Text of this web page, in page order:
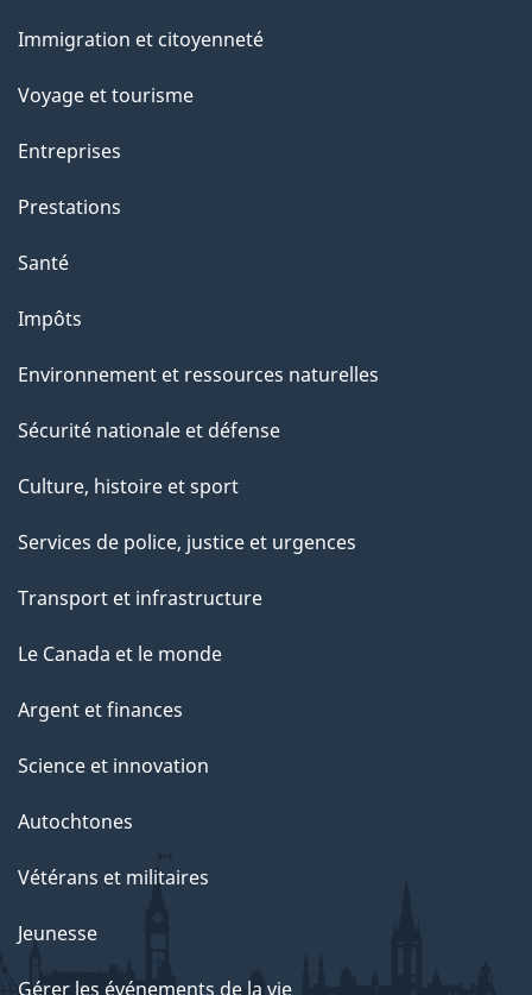
sujets
Immigration et citoyenneté
Voyage et tourisme
Entreprises
Prestations
Santé
Impôts
Environnement et ressources naturelles
Sécurité nationale et défense
Culture, histoire et sport
Services de police, justice et urgences
Transport et infrastructure
Le Canada et le monde
Argent et finances
Science et innovation
Autochtones
Vétérans et militaires
Jeunesse
Gérer les événements de la vie